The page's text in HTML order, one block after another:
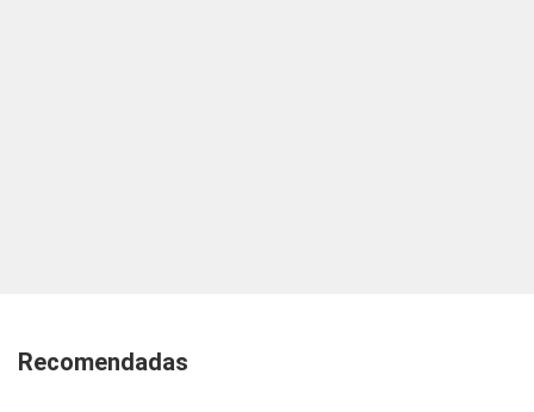
Recomendadas